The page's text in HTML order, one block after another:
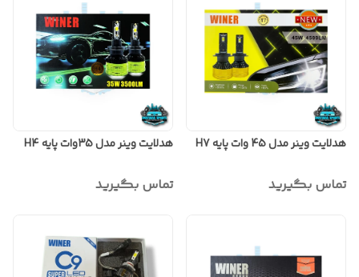
هدلایت وینر مدل 45 وات پایه H7
تماس بگیرید
هدلایت وینر مدل 35وات پایه H4
تماس بگیرید